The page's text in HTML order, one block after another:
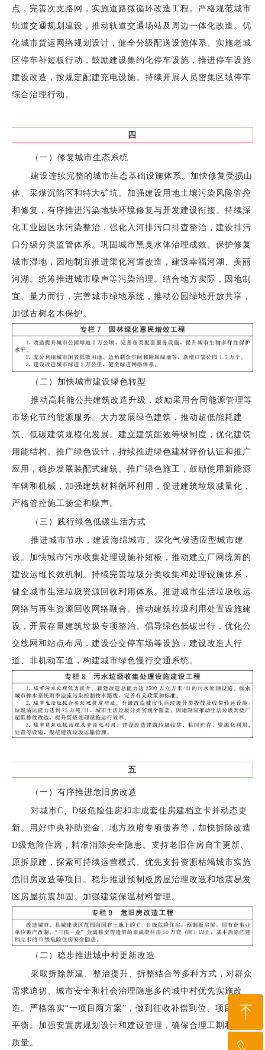
点，完善次支路网，实施道路微循环改造工程。严格规范城市
轨道交通规划建设，推动轨道交通场站及周边一体化改造。优
化城市货运网络规划设计，健全分级配送设施体系。实施老城
区停车补短板行动，鼓励建设集约化停车设施，推进停车设施
建设改造，按规定配建充电设施。持续开展人员密集区域停车
综合治理行动。
四
（一）修复城市生态系统
建设连续完整的城市生态基础设施体系。加快修复受损山
体、采煤沉陷区和特大矿坑。加强建设用地土壤污染风险管控
和修复，有序推进污染地块环境修复与开发建设衔接。持续深
化工业园区水污染整治，强化入河排污口排查整治，建设排污
口分级分类监管体系。巩固城市黑臭水体治理成效。保护修复
城市湿地，因地制宜推进渠化河道改造，建设幸福河湖、美丽
河湖。统筹推进城市噪声等污染治理。结合地方实际，因地制
宜、量力而行，完善城市绿地系统，推动公园绿地开放共享，
加强古树名木保护。
（二）加快城市建设绿色转型
推动高耗能公共建筑改造升级，鼓励采用合同能源管理等
市场化节约能源服务。大力发展绿色建筑，推动超低能耗建
筑、低碳建筑规模化发展。建立建筑能效等级制度，优化建筑
用能结构。推广绿色设计，持续推进绿色建材评价认证和推广
应用，稳步发展装配式建筑。推广绿色施工，鼓励使用新能源
车辆和机械，加强建筑材料循环利用，促进建筑垃圾减量化，
严格管控施工扬尘和噪声。
（三）践行绿色低碳生活方式
推进城市节水，建设海绵城市。深化气候适应型城市建
设。加快城市污水收集处理设施补短板，推动建立厂网统筹的
建设运维长效机制。持续完善垃圾分类收集和处理设施体系，
健全城市生活垃圾资源回收利用体系。推进城市生活垃圾收运
网络与再生资源回收网络融合。推动建筑垃圾利用处置设施建
设，开展存量建筑垃圾专项整治。倡导绿色低碳出行，优化公
交线网和站点布局，建设公交停车场等设施，建设改造人行
道、非机动车道，构建城市绿色慢行交通系统。
五
（一）有序推进危旧房改造
对城市C、D级危险住房和非成套住房建档立卡并动态更
新。用好中央补助资金、地方政府专项债券等，加快拆除改造
D级危险住房，精准消除安全隐患。支持老旧住房自主更新、
原拆原建，探索可持续运营模式。优先支持资源枯竭城市实施
危旧房改造等项目。稳步推进预制板房屋治理改造和地震易发
区房屋抗震加固。加强建筑保温材料管理。
（二）稳步推进城中村更新改造
采取拆除新建、整治提升、拆整结合等多种方式，对群众
需求迫切、城市安全和社会治理隐患多的城中村优先实施改
造。严格落实“一项目两方案”，做到征收补偿到位、项目资金
平衡。加强安置房规划设计和建设管理，确保合理工期和建设
质量。
ꁸ
回到顶部